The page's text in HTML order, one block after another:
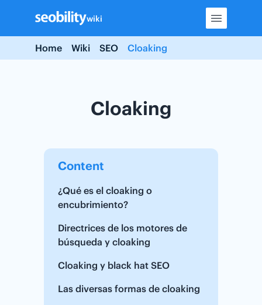
content
wiki
Home Wiki SEO Cloaking
Cloaking
Content
¿Qué es el cloaking o
encubrimiento?
Directrices de los motores de
búsqueda y cloaking
Cloaking y black hat SEO
Las diversas formas de cloaking